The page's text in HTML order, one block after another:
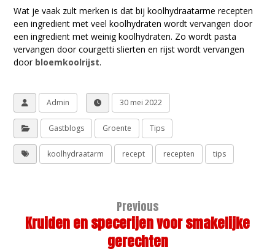
Wat je vaak zult merken is dat bij koolhydraatarme recepten
een ingredient met veel koolhydraten wordt vervangen door
een ingredient met weinig koolhydraten. Zo wordt pasta
vervangen door courgetti slierten en rijst wordt vervangen
door bloemkoolrijst.
Admin 30 mei 2022
Gastblogs Groente Tips
koolhydraatarm recept recepten tips
Previous
Kruiden en specerijen voor smakelijke
gerechten